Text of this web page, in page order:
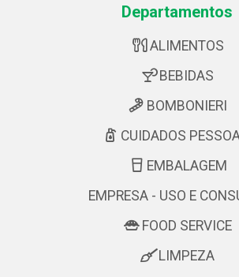
Departamentos
ALIMENTOS
BEBIDAS
BOMBONIERI
CUIDADOS
EMBALAGEM
EMPRESA - USO E
FOOD SERVICE
LIMPEZA